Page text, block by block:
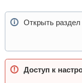
Открыть раздел
Доступ к